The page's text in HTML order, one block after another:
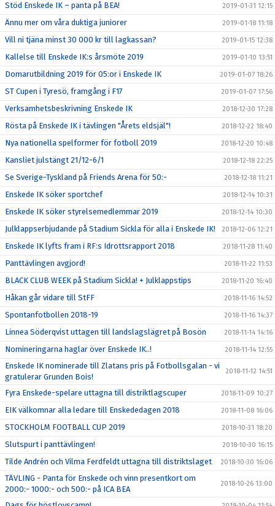
Stöd Enskede IK – panta på BEA! 2019-01-31 12:15
Ännu mer om våra duktiga juniorer 2019-01-18 11:18
Vill ni tjäna minst 30 000 kr till lagkassan? 2019-01-15 12:38
Kallelse till Enskede IK:s årsmöte 2019 2019-01-10 13:51
Domarutbildning 2019 för 05:or i Enskede IK 2019-01-07 18:26
ST Cupen i Tyresö, framgång i F17 2019-01-07 17:56
Verksamhetsbeskrivning Enskede IK 2018-12-30 17:28
Rösta på Enskede IK i tävlingen "Årets eldsjäl"! 2018-12-22 18:40
Nya nationella spelformer för fotboll 2019 2018-12-20 10:48
Kansliet julstängt 21/12-6/1 2018-12-18 22:25
Se Sverige-Tyskland på Friends Arena för 50:- 2018-12-18 11:21
Enskede IK söker sportchef 2018-12-14 10:31
Enskede IK söker styrelsemedlemmar 2019 2018-12-14 10:30
Julklappserbjudande på Stadium Sickla för alla i Enskede IK! 2018-12-06 12:21
Enskede IK lyfts fram i RF:s Idrottsrapport 2018 2018-11-28 11:40
Panttävlingen avgjord! 2018-11-22 11:53
BLACK CLUB WEEK på Stadium Sickla! + Julklappstips 2018-11-20 16:40
Håkan går vidare till StFF 2018-11-16 14:52
Spontanfotbollen 2018-19 2018-11-16 14:37
Linnea Söderqvist uttagen till landslagslägret på Bosön 2018-11-14 14:16
Nomineringarna haglar över Enskede IK..! 2018-11-14 12:55
Enskede IK nominerade till Zlatans pris på Fotbollsgalan - vi
gratulerar Grunden Bois!
2018-11-12 14:51
Fyra Enskede-spelare uttagna till distriktlagscuper 2018-11-09 10:27
EIK välkomnar alla ledare till Enskededagen 2018 2018-11-08 16:06
STOCKHOLM FOOTBALL CUP 2019 2018-10-31 18:20
Slutspurt i panttävlingen! 2018-10-30 16:15
Tilde Andrén och Vilma Ferdfeldt uttagna till distriktslaget 2018-10-30 16:06
TÄVLING - Panta för Enskede och vinn presentkort om
2000:- 1000:- och 500:- på ICA BEA
2018-10-26 13:00